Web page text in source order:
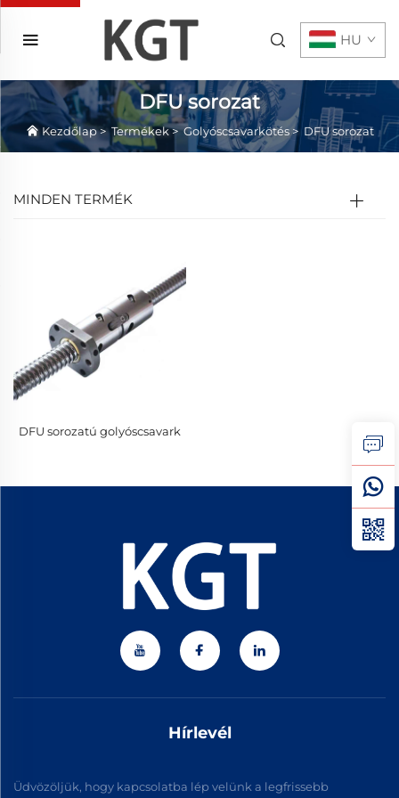
HU
DFU sorozat
Kezdőlap>Termékek>Golyóscsavarkötés> DFU sorozat
MINDEN TERMÉK
DFU sorozatú golyóscsavark
Hírlevél
Üdvözöljük, hogy kapcsolatba lép velünk a legfrissebb